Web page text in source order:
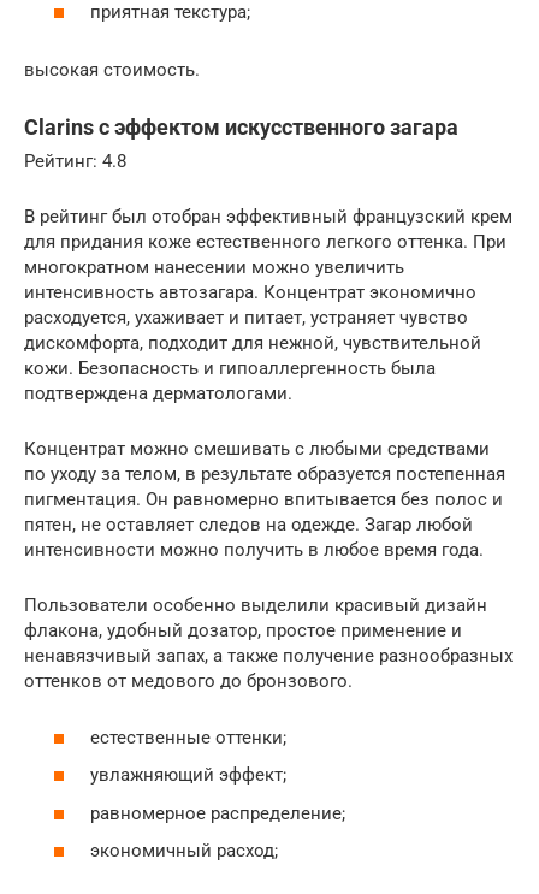
приятная текстура;
высокая стоимость.
Clarins с эффектом искусственного загара
Рейтинг: 4.8
В рейтинг был отобран эффективный французский крем
для придания коже естественного легкого оттенка. При
многократном нанесении можно увеличить
интенсивность автозагара. Концентрат экономично
расходуется, ухаживает и питает, устраняет чувство
дискомфорта, подходит для нежной, чувствительной
кожи. Безопасность и гипоаллергенность была
подтверждена дерматологами.
Концентрат можно смешивать с любыми средствами
по уходу за телом, в результате образуется постепенная
пигментация. Он равномерно впитывается без полос и
пятен, не оставляет следов на одежде. Загар любой
интенсивности можно получить в любое время года.
Пользователи особенно выделили красивый дизайн
флакона, удобный дозатор, простое применение и
ненавязчивый запах, а также получение разнообразных
оттенков от медового до бронзового.
естественные оттенки;
увлажняющий эффект;
равномерное распределение;
экономичный расход;